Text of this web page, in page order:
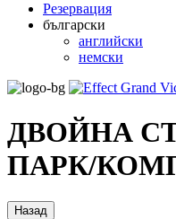
Резервация
български
английски
немски
ДВОЙНА
ПАРК/
Назад